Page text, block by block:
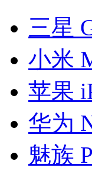
三星
小米
苹果
华为
魅族